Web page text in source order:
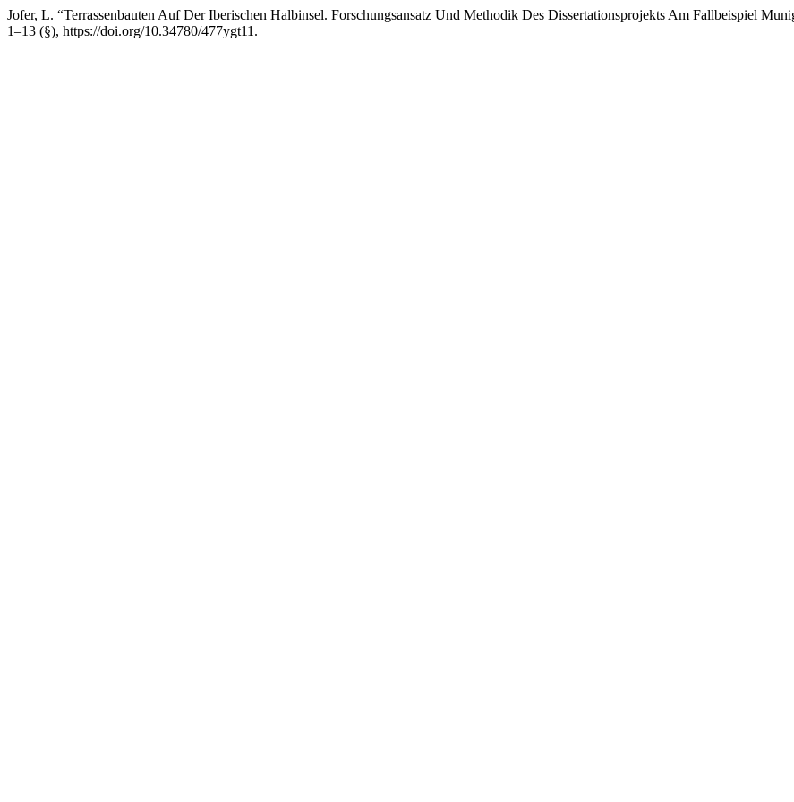
Jofer, L. “Terrassenbauten Auf Der Iberischen Halbinsel. Forschungsansatz Und Methodik Des Dissertationsprojekts Am Fallbeispiel
1–13 (§), https://doi.org/10.34780/477ygt11.